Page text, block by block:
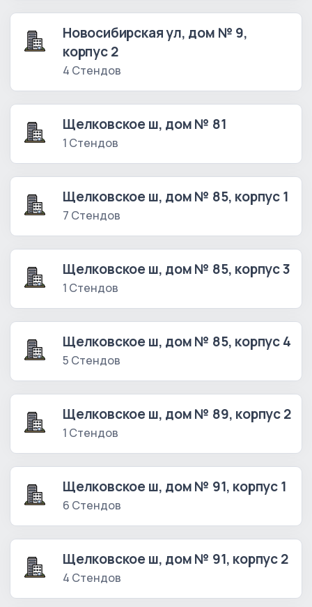
Новосибирская ул, дом № 9,
корпус 2
4 Стендов
Щелковское ш, дом № 81
1 Стендов
Щелковское ш, дом № 85, корпус 1
7 Стендов
Щелковское ш, дом № 85, корпус 3
1 Стендов
Щелковское ш, дом № 85, корпус 4
5 Стендов
Щелковское ш, дом № 89, корпус 2
1 Стендов
Щелковское ш, дом № 91, корпус 1
6 Стендов
Щелковское ш, дом № 91, корпус 2
4 Стендов